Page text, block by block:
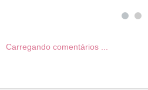
Carregando comentários ...